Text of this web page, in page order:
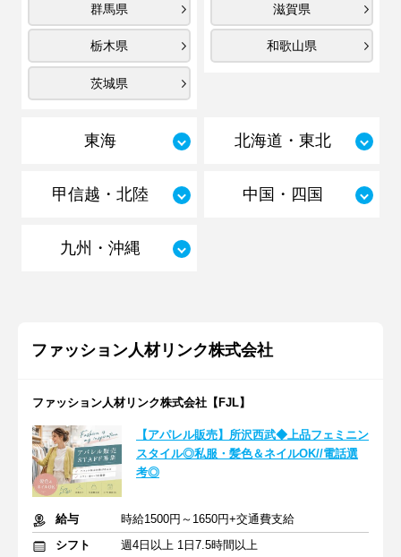
群馬県
栃木県
茨城県
滋賀県
和歌山県
東海 北海道・東北
甲信越・北陸 中国・四国
九州・沖縄
ファッション人材リンク株式会社
ファッション人材リンク株式会社【FJL】
【アパレル販売】所沢西武◆上品フェミニン
スタイル◎私服・髪色＆ネイルOK//電話選
考◎
給与
時給1500円～1650円+交通費支給
シフト
週4日以上 1日7.5時間以上